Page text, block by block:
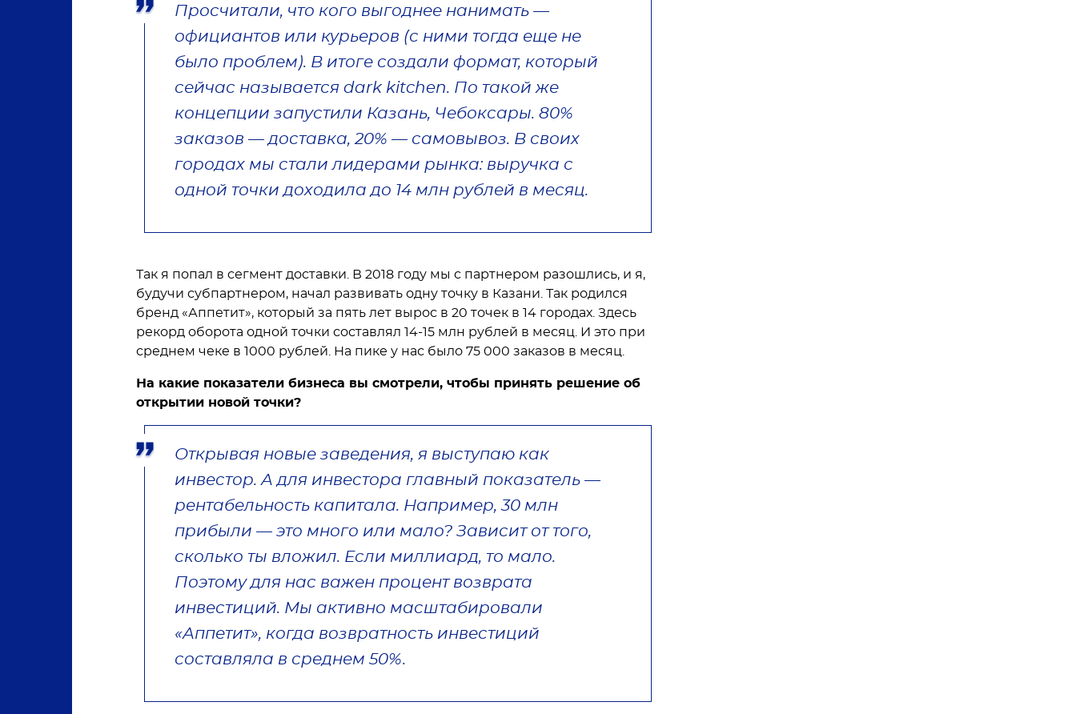
Просчитали, что кого выгоднее нанимать —
официантов или курьеров (с ними тогда еще не
было проблем). В итоге создали формат, который
сейчас называется dark kitchen. По такой же
концепции запустили Казань, Чебоксары. 80%
заказов — доставка, 20% — самовывоз. В своих
городах мы стали лидерами рынка: выручка с
одной точки доходила до 14 млн рублей в месяц.
Так я попал в сегмент доставки. В 2018 году мы с партнером разошлись, и я,
будучи субпартнером, начал развивать одну точку в Казани. Так родился
бренд «Аппетит», который за пять лет вырос в 20 точек в 14 городах. Здесь
рекорд оборота одной точки составлял 14-15 млн рублей в месяц. И это при
среднем чеке в 1000 рублей. На пике у нас было 75 000 заказов в месяц.
На какие показатели бизнеса вы смотрели, чтобы принять решение об
открытии новой точки?
Открывая новые заведения, я выступаю как
инвестор. А для инвестора главный показатель —
рентабельность капитала. Например, 30 млн
прибыли — это много или мало? Зависит от того,
сколько ты вложил. Если миллиард, то мало.
Поэтому для нас важен процент возврата
инвестиций. Мы активно масштабировали
«Аппетит», когда возвратность инвестиций
составляла в среднем 50%.